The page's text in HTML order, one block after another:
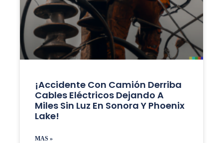
¡Accidente Con Camión Derriba
Cables Eléctricos Dejando A
Miles Sin Luz En Sonora Y Phoenix
Lake!
MAS »